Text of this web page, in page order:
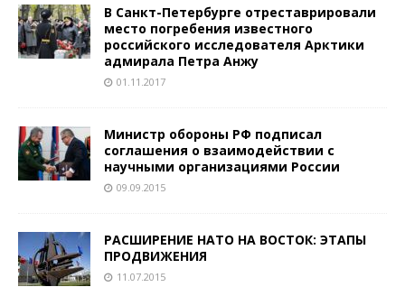
В Санкт-Петербурге отреставрировали
место погребения известного
российского исследователя Арктики
адмирала Петра Анжу
01.11.2017
Министр обороны РФ подписал
соглашения о взаимодействии с
научными организациями России
09.09.2015
РАСШИРЕНИЕ НАТО НА ВОСТОК: ЭТАПЫ
ПРОДВИЖЕНИЯ
11.07.2015